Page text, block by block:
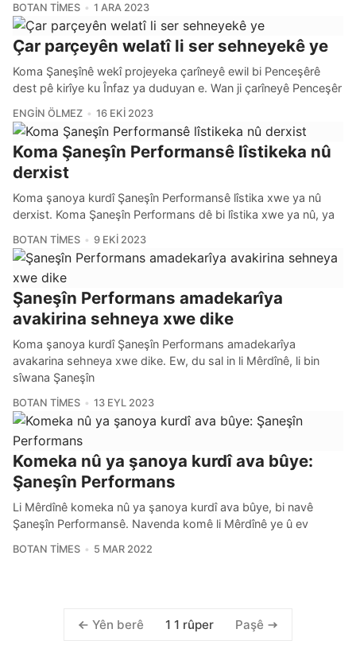
BOTAN TIMES 1 ARA 2023
Çar parçeyên welatî li ser sehneyekê ye
Koma Şaneşînê wekî projeyeka çarîneyê ewil bi Penceşêrê
dest pê kirîye ku Înfaz ya duduyan e. Wan ji çarîneyê Penceşêr
ENGIN ÖLMEZ 16 EKI 2023
Koma Şaneşîn Performansê lîstikeka nû
derxist
Koma şanoya kurdî Şaneşîn Performansê lîstika xwe ya nû
derxist. Koma Şaneşîn Performans dê bi lîstika xwe ya nû, ya
BOTAN TIMES 9 EKI 2023
Şaneşîn Performans amadekarîya
avakirina sehneya xwe dike
Koma şanoya kurdî Şaneşîn Performans amadekarîya
avakarina sehneya xwe dike. Ew, du sal in li Mêrdînê, li bin
sîwana Şaneşîn
BOTAN TIMES 13 EYL 2023
Komeka nû ya şanoya kurdî ava bûye:
Şaneşîn Performans
Li Mêrdînê komeka nû ya şanoya kurdî ava bûye, bi navê
Şaneşîn Performansê. Navenda komê li Mêrdînê ye û ev
BOTAN TIMES 5 MAR 2022
Yên berê 1 1 rûper Paşê